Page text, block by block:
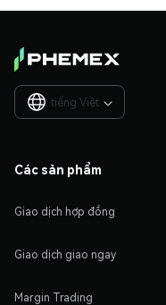
tiếng Việt 
Các sản phẩm
Giao dịch hợp đồng
Giao dịch giao ngay
Margin Trading